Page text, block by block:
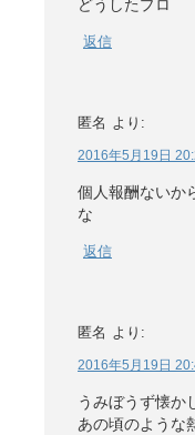
どうしたプロ
返信
匿名 より:
2016年5月19日
個人報酬ないか
な
返信
匿名 より:
2016年5月19日
うみぼうず懐か
あの頃のような